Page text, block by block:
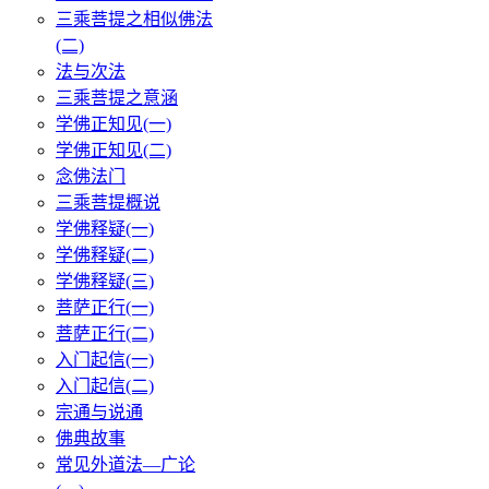
三乘菩提之相似佛法
(二)
法与次法
三乘菩提之意涵
学佛正知见(一)
学佛正知见(二)
念佛法门
三乘菩提概说
学佛释疑(一)
学佛释疑(二)
学佛释疑(三)
菩萨正行(一)
菩萨正行(二)
入门起信(一)
入门起信(二)
宗通与说通
佛典故事
常见外道法—广论